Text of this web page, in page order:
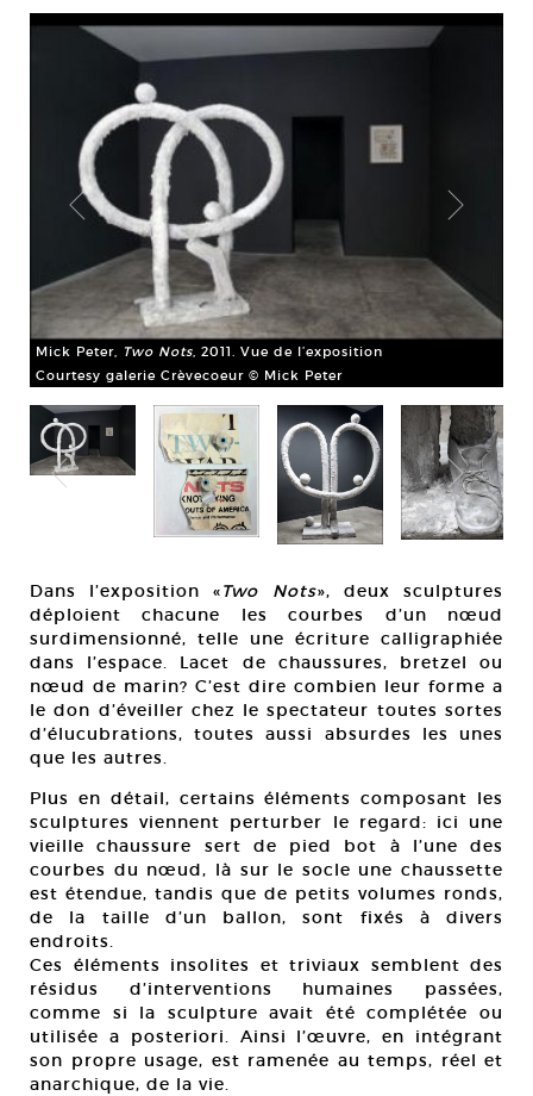
Mick Peter, Two Nots , 2011. Vue de l’exposition
Courtesy galerie Crèvecoeur © Mick Peter
Dans l’exposition «Two Nots», deux sculptures
déploient chacune les courbes d’un nœud
surdimensionné, telle une écriture calligraphiée
dans l’espace. Lacet de chaussures, bretzel ou
nœud de marin? C’est dire combien leur forme a
le don d’éveiller chez le spectateur toutes sortes
d’élucubrations, toutes aussi absurdes les unes
que les autres.
Plus en détail, certains éléments composant les
sculptures viennent perturber le regard: ici une
vieille chaussure sert de pied bot à l’une des
courbes du nœud, là sur le socle une chaussette
est étendue, tandis que de petits volumes ronds,
de la taille d’un ballon, sont fixés à divers
endroits.
Ces éléments insolites et triviaux semblent des
résidus d’interventions humaines passées,
comme si la sculpture avait été complétée ou
utilisée a posteriori. Ainsi l’œuvre, en intégrant
son propre usage, est ramenée au temps, réel et
anarchique, de la vie.